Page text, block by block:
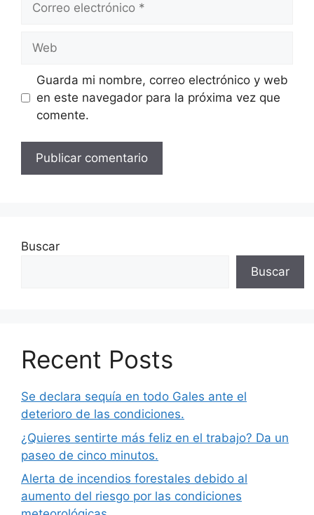
electrónico
Guarda mi nombre, correo electrónico y web
en este navegador para la próxima vez que
comente.
Buscar
Buscar
Recent Posts
Se declara sequía en todo Gales ante el
deterioro de las condiciones.
¿Quieres sentirte más feliz en el trabajo? Da un
paseo de cinco minutos.
Alerta de incendios forestales debido al
aumento del riesgo por las condiciones